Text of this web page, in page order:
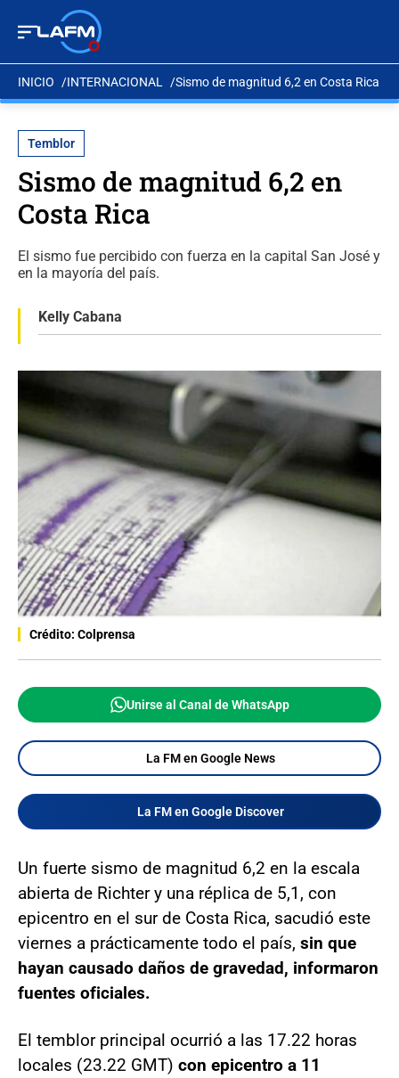
INICIO INTERNACIONAL Sismo de magnitud 6,2 en Costa Rica
Temblor
Sismo de magnitud 6,2 en
Costa Rica
El sismo fue percibido con fuerza en la capital San José y
en la mayoría del país.
Kelly Cabana
Crédito: Colprensa
Unirse al Canal de WhatsApp
La FM en Google News
La FM en Google Discover
Un fuerte sismo de magnitud 6,2 en la escala
abierta de Richter y una réplica de 5,1, con
epicentro en el sur de Costa Rica, sacudió este
viernes a prácticamente todo el país, sin que
hayan causado daños de gravedad, informaron
fuentes oficiales.
El temblor principal ocurrió a las 17.22 horas
locales (23.22 GMT) con epicentro a 11